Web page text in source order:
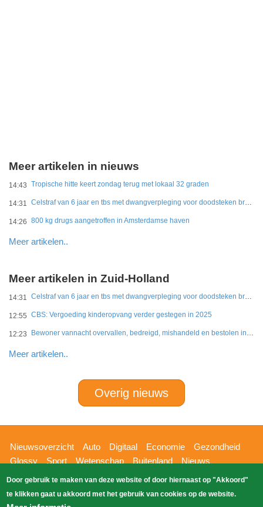
Meer artikelen in nieuws
14:43 Tropische hitte keert zondag terug met lokaal 32 graden
14:31 Celstraf van 6 jaar en tbs met dwangverpleging voor doodsteken broer in Gouda
14:26 800 kg drugs aangetroffen in Amsterdamse haven
Meer artikelen..
Meer artikelen in Zuid-Holland
14:31 Celstraf van 6 jaar en tbs met dwangverpleging voor doodsteken broer in Gouda
12:55 CBS: Vergoeding kinderopvang verder gestegen in 2025
12:23 Bewoner vannacht overvallen, bedreigd, mishandeld en bestolen in Leidschendam
Meer artikelen..
Overig nieuws
Hoofdnavigatie
Nieuwsoverzicht Auto Digitaal Economie
Gezondheid
Glossy
Sport Wetenschap Buitenland
Nieuws
Bizzpress
Blik op 112 Provincies
Weekoverzicht
Zoeken
Copyright Blik Op Nieuws 2026gehost
Door gebruik te maken van deze website of door hiernaast op "Akkoord"
te klikken gaat u akkoord met het gebruik van cookies op de website.